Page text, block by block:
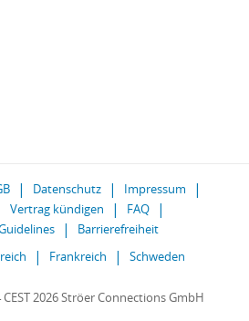
Datenschutz
Impressum
Vertrag kündigen
FAQ
Barrierefreiheit
Frankreich Schweden
2026 Ströer Connections GmbH